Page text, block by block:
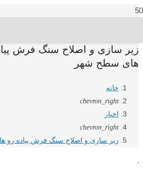
زیر سازی و اصلاح سنگ فرش
های سطح شهر
خانه
chevron_right
اخبار
chevron_right
زیر سازی و اصلاح سنگ فرش پیاده رو
.